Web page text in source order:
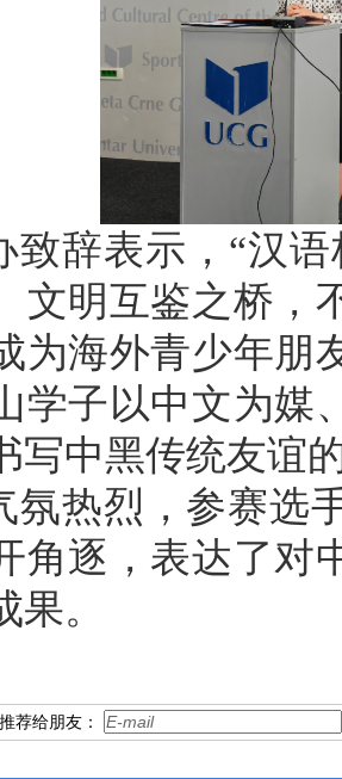
致辞表示，“汉
文明互鉴之桥，
为海外青少年朋
学子以中文为媒
写中黑传统友谊
氛热烈，参赛选
角逐，表达了对
果。
推荐给朋友：